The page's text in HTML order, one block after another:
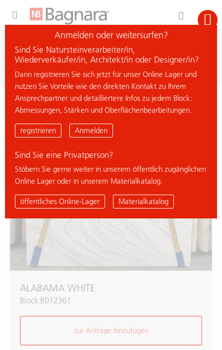
Material suchen
< zurück zur Übersicht
ALABAMA WHITE
ALABAMA WHITE
Block B012361
zur Anfrage hinzufügen
Anmelden oder weitersurfen?
Sind Sie Natursteinverarbeiter/in,
Wiederverkäufer/in, Architekt/in oder Designer/in?
Dann registrieren Sie sich jetzt für unser Online Lager und
nutzen Sie Vorteile wie den direkten Kontakt zu Ihrem
Ansprechpartner und detailliertere Infos zu jedem Block:
Abmessungen, Stärken und Oberflächenbearbeitungen.
registrieren Anmelden
Sind Sie eine Privatperson?
Stöbern Sie gerne weiter in unserem öffentlich zugänglichen
Online Lager oder in unserem Materialkatalog.
öffentliches Online-Lager Materialkatalog